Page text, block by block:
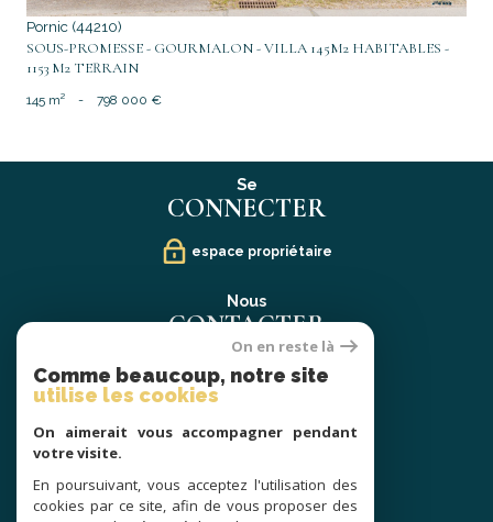
Pornic (44210)
SOUS-PROMESSE - GOURMALON - VILLA 145M2 HABITABLES -
1153 M2 TERRAIN
145 m² - 798 000 €
Se
CONNECTER
espace propriétaire
Nous
CONTACTER
02 40 21 91 13
contact@prestige-atlantique.fr
SUIVRE
On en reste là
Comme beaucoup, notre site
utilise les cookies
On aimerait vous accompagner pendant
votre visite.
En poursuivant, vous acceptez l'utilisation des
cookies par ce site, afin de vous proposer des